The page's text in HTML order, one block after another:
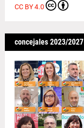
CC BY 4.0
concejales 2023/2027